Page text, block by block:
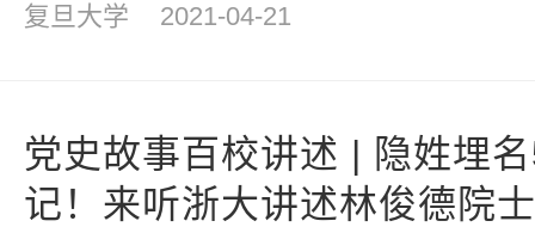
复旦大学 2021-04-21
党史故事百校讲述 | 隐姓埋
记！来听浙大讲述林俊德院